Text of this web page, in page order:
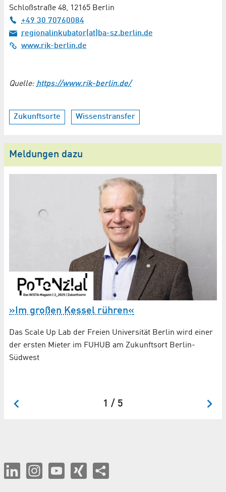
Schloßstraße 48, 12165 Berlin
+49 30 70760084
regionalinkubator(at)ba-sz.berlin.de
www.rik-berlin.de
Quelle: https://www.rik-berlin.de/
Zukunftsorte Wissenstransfer
Meldungen dazu
»Im großen Kessel rühren«
Das Scale Up Lab der Freien Universität Berlin wird einer
der ersten Mieter im FUHUB am Zukunftsort Berlin-
Südwest
1 / 5